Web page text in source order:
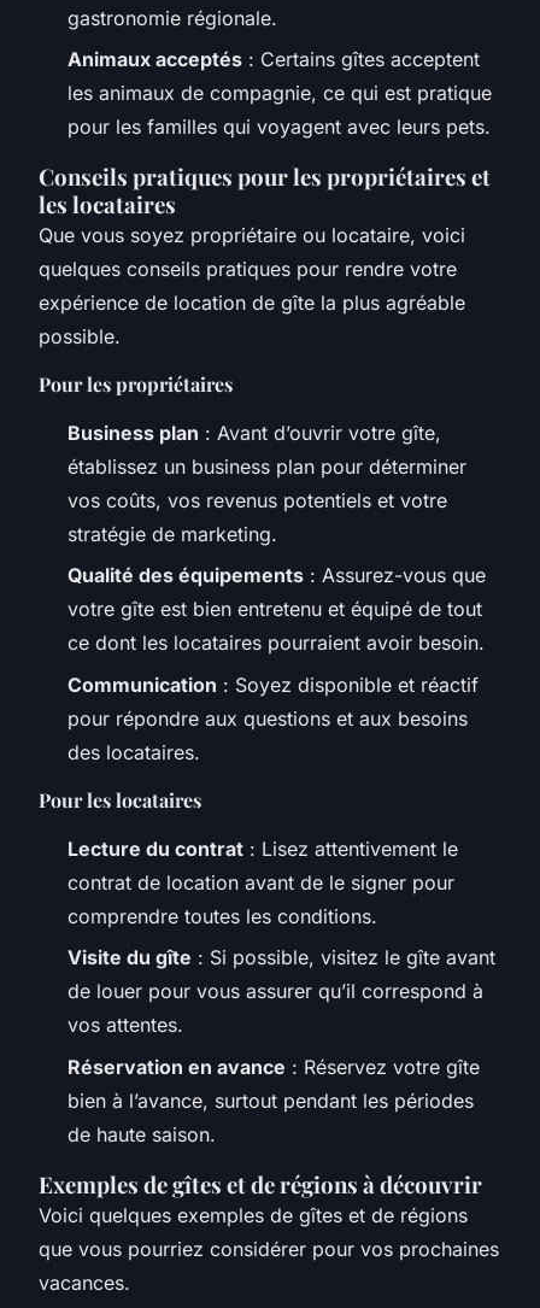
gastronomie régionale.
Animaux acceptés : Certains gîtes acceptent
les animaux de compagnie, ce qui est pratique
pour les familles qui voyagent avec leurs pets.
Conseils pratiques pour les propriétaires et
les locataires
Que vous soyez propriétaire ou locataire, voici
quelques conseils pratiques pour rendre votre
expérience de location de gîte la plus agréable
possible.
Pour les propriétaires
Business plan : Avant d’ouvrir votre gîte,
établissez un business plan pour déterminer
vos coûts, vos revenus potentiels et votre
stratégie de marketing.
Qualité des équipements : Assurez-vous que
votre gîte est bien entretenu et équipé de tout
ce dont les locataires pourraient avoir besoin.
Communication : Soyez disponible et réactif
pour répondre aux questions et aux besoins
des locataires.
Pour les locataires
Lecture du contrat : Lisez attentivement le
contrat de location avant de le signer pour
comprendre toutes les conditions.
Visite du gîte : Si possible, visitez le gîte avant
de louer pour vous assurer qu’il correspond à
vos attentes.
Réservation en avance : Réservez votre gîte
bien à l’avance, surtout pendant les périodes
de haute saison.
Exemples de gîtes et de régions à découvrir
Voici quelques exemples de gîtes et de régions
que vous pourriez considérer pour vos prochaines
vacances.